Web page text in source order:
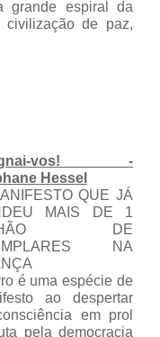
grande espiral da
de paz,
vos! -
Hessel
QUE JÁ
MAIS DE 1
DE
NA
é uma espécie de
ao despertar
em prol
pela democracia